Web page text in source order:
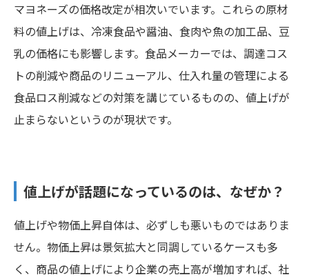
マヨネーズの価格改定が相次いでいます。これらの原材
料の値上げは、冷凍食品や醤油、食肉や魚の加工品、豆
乳の価格にも影響します。食品メーカーでは、調達コス
トの削減や商品のリニューアル、仕入れ量の管理による
食品ロス削減などの対策を講じているものの、値上げが
止まらないというのが現状です。
値上げが話題になっているのは、なぜか？
値上げや物価上昇自体は、必ずしも悪いものではありま
せん。物価上昇は景気拡大と同調しているケースも多
く、商品の値上げにより企業の売上高が増加すれば、社